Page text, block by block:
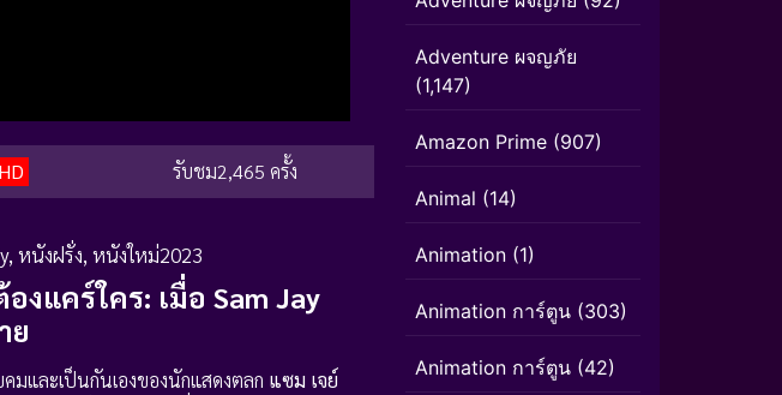
รับชม2,465 ครั้ง
, หนังฝรั่ง, หนังใหม่2023
งแคร์ใคร: เมื่อ Sam Jay
ย
มและเป็นกันเองของนักแสดงตลก แซม เจย์
Adventure ผจญภัย
(1,147)
Amazon Prime (907)
Animal (14)
Animation (1)
Animation การ์ตูน (303)
Animation การ์ตูน (42)